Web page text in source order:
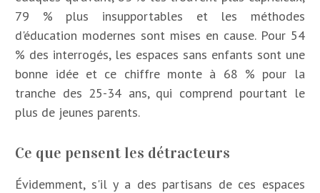
79 % plus insupportables et les méthodes
d'éducation modernes sont mises en cause. Pour 54
% des interrogés, les espaces sans enfants sont une
bonne idée et ce chiffre monte à 68 % pour la
tranche des 25-34 ans, qui comprend pourtant le
plus de jeunes parents.
Ce que pensent les détracteurs
Évidemment, s'il y a des partisans de ces espaces